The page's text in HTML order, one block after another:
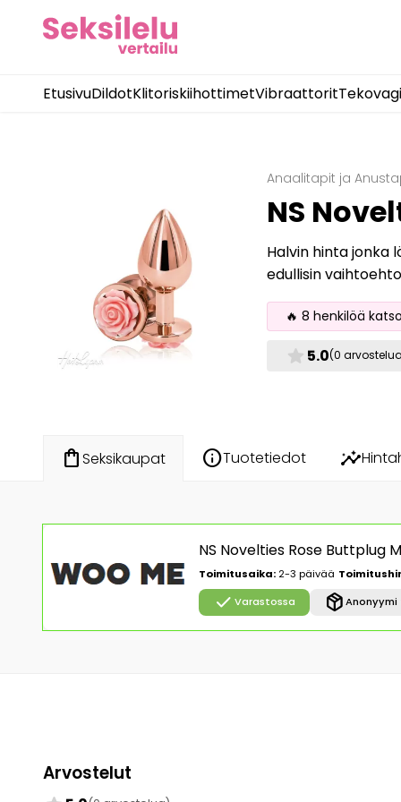
EtusivuDildotKlitoriskiihottimetVibraattorit
Anaalitapit ja
NS
Halvin hinta jonka
edullisin
🔥 8 henkilöä
star 5.0(0
shopping_bagSeksikaupat infoTuotetiedot insights
NS Novelties Rose Buttplug
Toimitusaika: 2-3 päivää
check Varastossa package_2
Arvostelut